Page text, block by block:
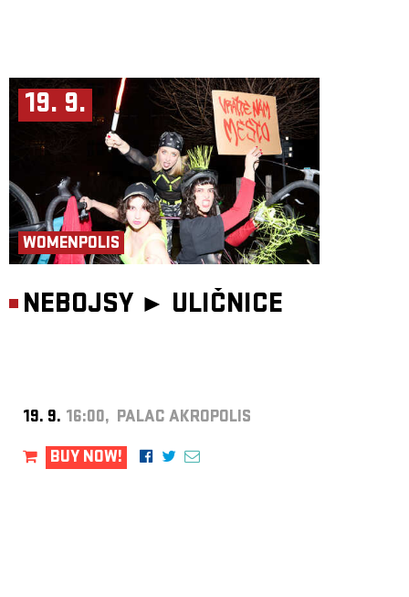
19. 9.
WOMENPOLIS
NEBOJSY ► ULIČNICE
19. 9. 16:00, PALAC AKROPOLIS
BUY NOW!